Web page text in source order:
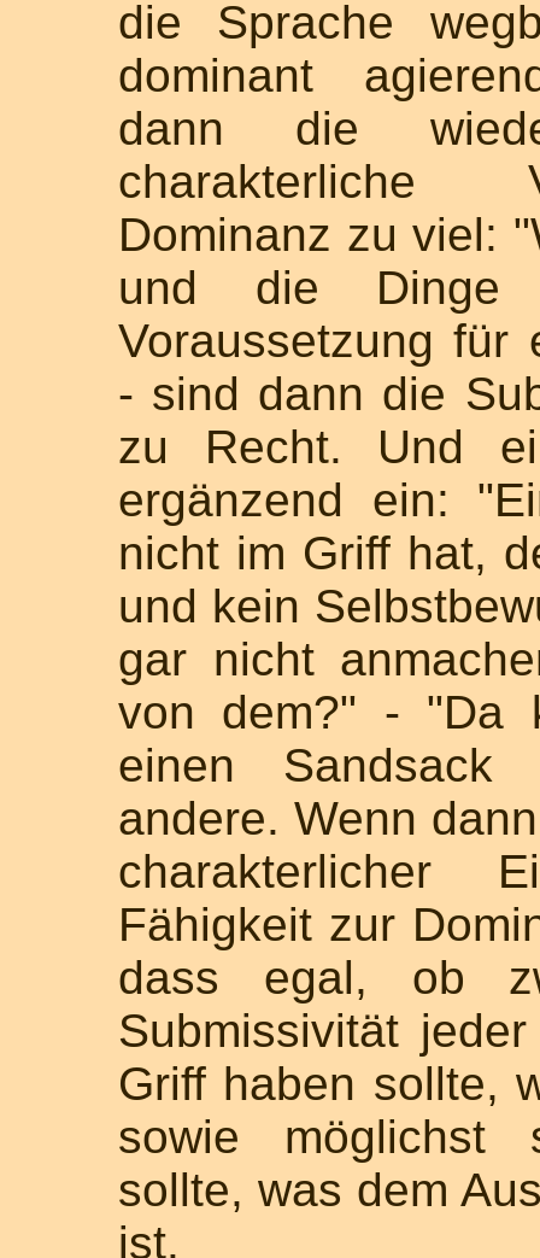
die Sprache
dominant
dann die
charakterliche
Dominanz zu viel:
und die
Voraussetzung für
- sind dann die
zu Recht. Und
ergänzend ein:
nicht im Griff hat,
und kein
gar nicht
von dem?" - "Da
einen Sandsack
andere. Wenn
charakterlicher
Fähigkeit zur
dass egal, ob
Submissivität
Griff haben sollte,
sowie möglichst
sollte, was dem
ist.